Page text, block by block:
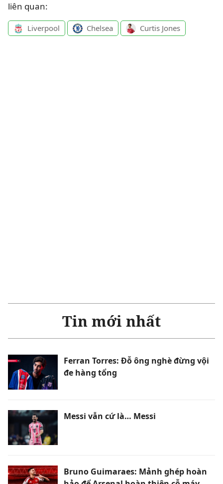
liên quan:
Liverpool Chelsea Curtis Jones
Tin mới nhất
Ferran Torres: Đỗ ông nghè đừng vội
đe hàng tổng
Messi vẫn cứ là… Messi
Bruno Guimaraes: Mảnh ghép hoàn